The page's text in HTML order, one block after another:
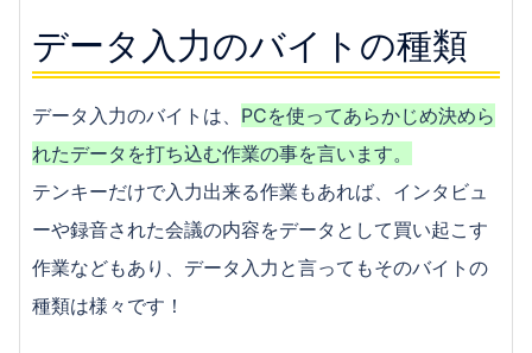
験者が教えます！
ガールズバー・キャバクラの求人はどこで探す？お
ガールズバーでバイトしたい！ガールズバーでの仕
事内容とは？
ガールズバーで稼ぐコツ｜さらなる高収入を目指す
ためには
かわいい服を着てバイトしたい！メイド喫茶で働く
メリット
キャバクラのバイトってどう？キャバ嬢の仕事内容
データ入力のバイトの種類
データ入力のバイトは、 PCを使ってあらかじめ決めら
れたデータを打ち込む作業の事を言います。
テンキーだけで入力出来る作業もあれば、インタビュ
ーや録音された会議の内容をデータとして買い起こす
作業などもあり、データ入力と言ってもそのバイトの
種類は様々です！